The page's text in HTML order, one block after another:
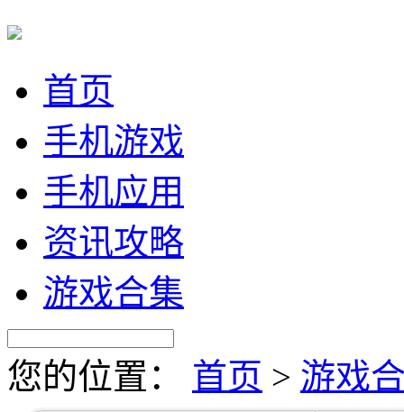
首页
手机游戏
手机应用
资讯攻略
游戏合集
您的位置： 首页 > 游戏